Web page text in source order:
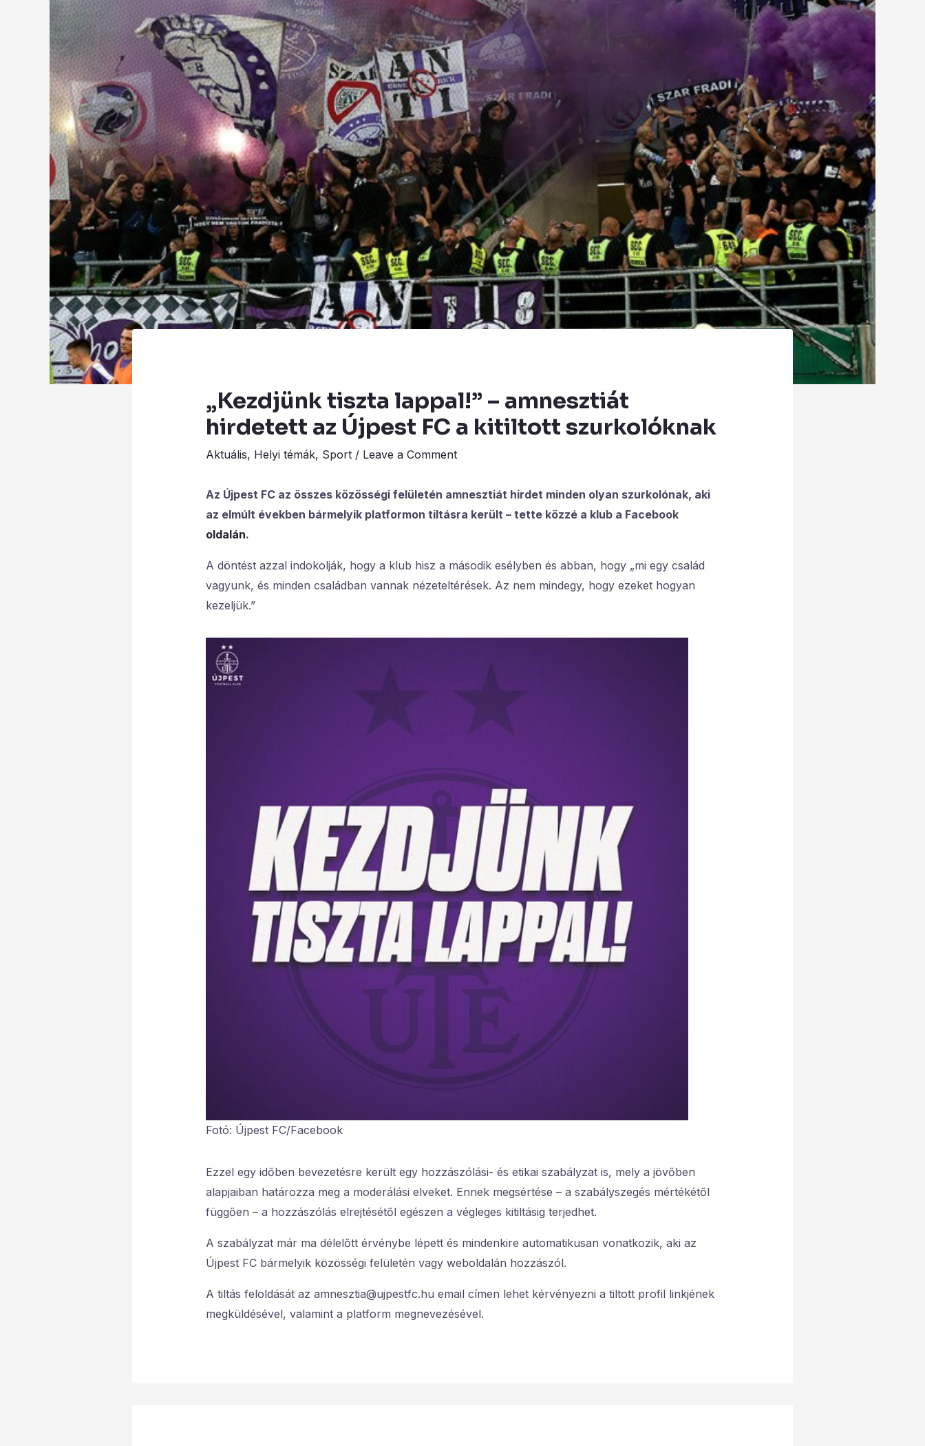
„Kezdjünk tiszta lappal!” – amnesztiát
hirdetett az Újpest FC a kitiltott szurkolóknak
Aktuális, Helyi témák, Sport/ Leave a Comment
Az Újpest FC az összes közösségi felületén amnesztiát hirdet minden olyan szurkolónak, aki
az elmúlt években bármelyik platformon tiltásra került – tette közzé a klub a Facebook
oldalán.
A döntést azzal indokolják, hogy a klub hisz a második esélyben és abban, hogy „mi egy család
vagyunk, és minden családban vannak nézeteltérések. Az nem mindegy, hogy ezeket hogyan
kezeljük.”
Fotó: Újpest FC/Facebook
Ezzel egy időben bevezetésre került egy hozzászólási- és etikai szabályzat is, mely a jövőben
alapjaiban határozza meg a moderálási elveket. Ennek megsértése – a szabályszegés mértékétől
függően – a hozzászólás elrejtésétől egészen a végleges kitiltásig terjedhet.
A szabályzat már ma délelőtt érvénybe lépett és mindenkire automatikusan vonatkozik, aki az
Újpest FC bármelyik közösségi felületén vagy weboldalán hozzászól.
A tiltás feloldását az amnesztia@ujpestfc.hu email címen lehet kérvényezni a tiltott profil linkjének
megküldésével, valamint a platform megnevezésével.